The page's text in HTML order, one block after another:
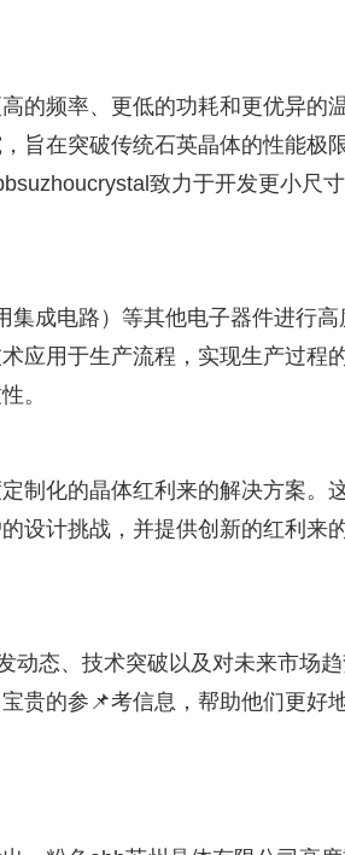
的频率、更低的功耗和更优异的
旨在突破传统石英晶体的性能极限
致力于开发更小尺寸
集成电路）等其他电子器件进行高
应用于生产流程，实现生产过程
。
制化的晶体红利来的解决方案。
设计挑战，并提供创新的红利来
动态、技术突破以及对未来市场
贵的参📌考信息，帮助他们更好